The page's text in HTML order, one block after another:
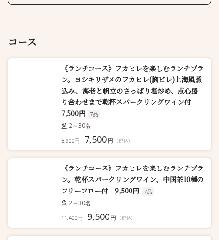
コース
《ランチコース》フカヒレを楽しむランチプラ
ン。ヨシキリザメのフカヒレ(胸ビレ)上海風煮
込み、海老と帆立のさっぱり塩炒め、点心盛
り合わせまで乾杯スパークリングワイン付
7,500円 7品
2～30名
8,900円 7,500円 （税込）
《ランチコース》フカヒレを楽しむランチプラ
ン。乾杯スパークリングワイン、中国茶10種の
フリーフロー付 9,500円 7品
2～30名
11,400円 9,500円 （税込）